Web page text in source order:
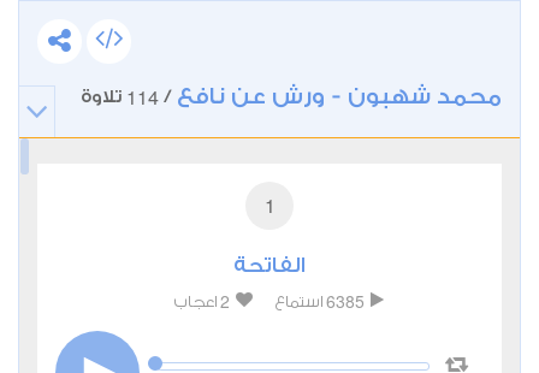
محمد شهبون - ورش عن نافع /
114 تلاوة
1
الفاتحة
6385 استماع 2 اعجاب